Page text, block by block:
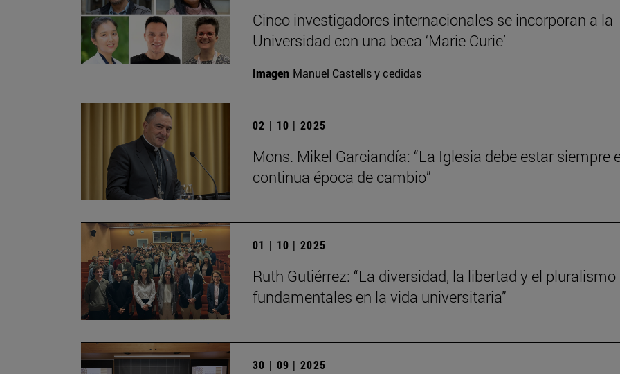
Cinco investigadores internacionales se incorporan a la
Universidad con una beca ‘Marie Curie’
Imagen Manuel Castells y cedidas
02 | 10 | 2025
Mons. Mikel Garciandía: “La Iglesia debe estar siempre
continua época de cambio”
01 | 10 | 2025
Ruth Gutiérrez: “La diversidad, la libertad y el
fundamentales en la vida universitaria”
30 | 09 | 2025